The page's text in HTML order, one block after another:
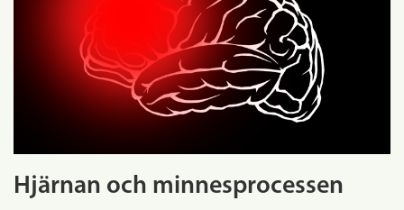
Hjärnan och minnesprocessen